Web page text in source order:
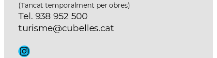
(Tancat temporalment per obres)
Tel. 938 952 500
turisme@cubelles.cat
Instagram